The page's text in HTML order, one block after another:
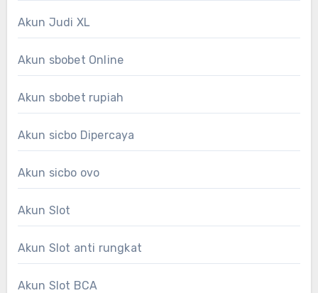
Akun Judi XL
Akun sbobet Online
Akun sbobet rupiah
Akun sicbo Dipercaya
Akun sicbo ovo
Akun Slot
Akun Slot anti rungkat
Akun Slot BCA